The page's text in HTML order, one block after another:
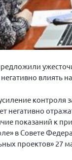
влиять
негативно
показаний к
в Совете
проектов» 27